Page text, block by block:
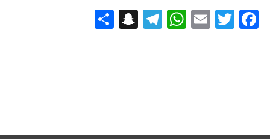
Facebook
Twitter
Email
WhatsApp
Telegram
Snapchat